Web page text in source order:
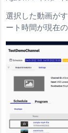
選択した動画が
ート時間が現在